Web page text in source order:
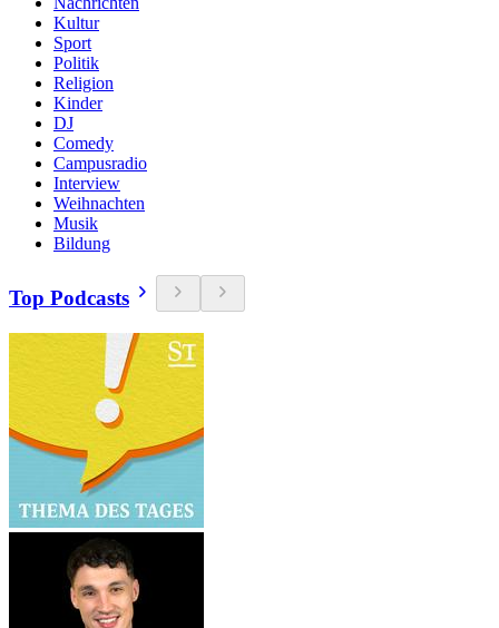
Kultur
Sport
Politik
Religion
Kinder
DJ
Comedy
Campusradio
Interview
Weihnachten
Musik
Bildung
Top Podcasts